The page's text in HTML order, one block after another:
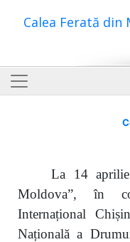
Calea Ferată din
La 14
Moldova”, în
Internațional
Națională a